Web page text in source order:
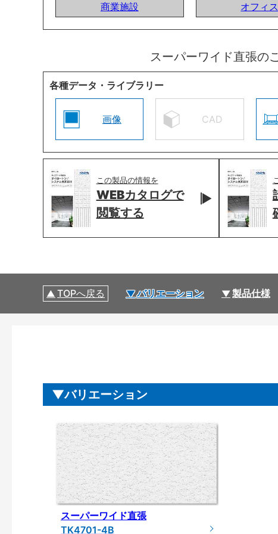
商業施設 オフィス
スーパーワイド直張の
各種データ・ライブラリー
画像 CAD
この製品の情報を
WEBカタログで
閲覧する
TOPへ戻る バリエーション 製品仕様
バリエーション
スーパーワイド直張
TK4701-4B